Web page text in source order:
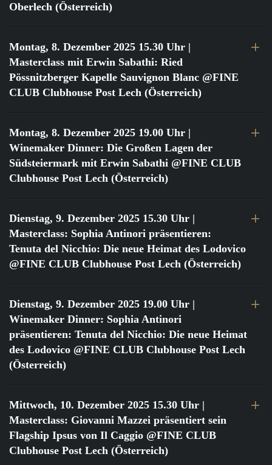
Oberlech (Österreich)
Montag, 8. Dezember 2025 15.30 Uhr |
Masterclass mit Erwin Sabathi: Ried
Pössnitzberger Kapelle Sauvignon Blanc @FINE
CLUB Clubhouse Post Lech (Österreich)
Montag, 8. Dezember 2025 19.00 Uhr |
Winemaker Dinner: Die Großen Lagen der
Südsteiermark mit Erwin Sabathi @FINE CLUB
Clubhouse Post Lech (Österreich)
Dienstag, 9. Dezember 2025 15.30 Uhr |
Masterclass: Sophia Antinori präsentieren:
Tenuta del Nicchio: Die neue Heimat des Lodovico
@FINE CLUB Clubhouse Post Lech (Österreich)
Dienstag, 9. Dezember 2025 19.00 Uhr |
Winemaker Dinner: Sophia Antinori
präsentieren: Tenuta del Nicchio: Die neue Heimat
des Lodovico @FINE CLUB Clubhouse Post Lech
(Österreich)
Mittwoch, 10. Dezember 2025 15.30 Uhr |
Masterclass: Giovanni Mazzei präsentiert sein
Flagship Ipsus von Il Caggio @FINE CLUB
Clubhouse Post Lech (Österreich)